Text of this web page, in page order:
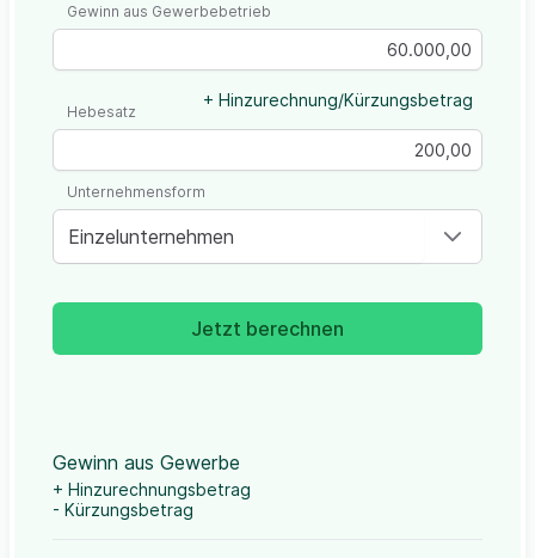
Gewinn aus Gewerbebetrieb
+ Hinzurechnung/Kürzungsbetrag
Hebesatz
Einzelunternehmen
Unternehmensform
Jetzt berechnen
Gewinn aus Gewerbe
+ Hinzurechnungsbetrag
- Kürzungsbetrag